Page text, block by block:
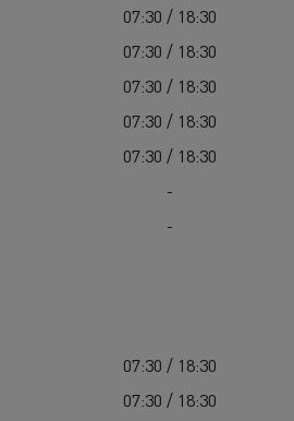
07:30 / 18:30
07:30 / 18:30
07:30 / 18:30
07:30 / 18:30
07:30 / 18:30
-
-
07:30 / 18:30
07:30 / 18:30